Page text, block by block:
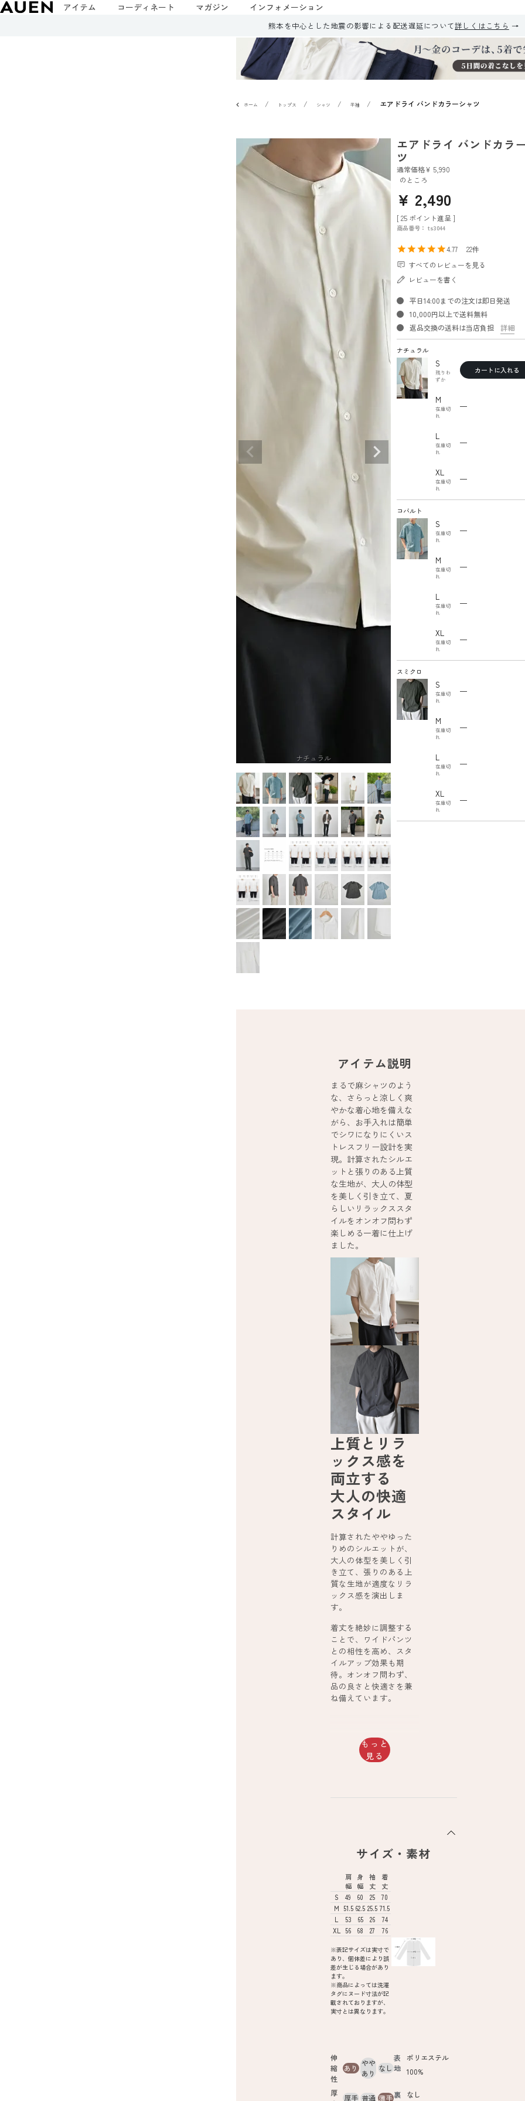
アイテム コーディネート マガジン インフォメーション
熊本を中心とした地震の影響による配送遅延について詳しくはこちら
ホーム トップス シャツ 半袖 エアドライ バンドカラーシャツ
ナチュラル
エアドライ バンドカラ
ツ
通常価格¥ 5,990
のところ
¥ 2,490
[ 25 ポイント進呈 ]
商品番号 ts3044
4.77
22
すべてのレビューを見る
レビューを書く
平日14:00までの注文は即日発送
10,000円以上で送料無料
返品交換の送料は当店負担
詳細
ナチュラル
S
残りわ
ずか
カートに入れる
M
在庫切
れ
—
L
在庫切
れ
—
XL
在庫切
れ
—
コバルト
S
在庫切
れ
—
M
在庫切
れ
—
L
在庫切
れ
—
XL
在庫切
れ
—
スミクロ
S
在庫切
れ
—
M
在庫切
れ
—
L
在庫切
れ
—
XL
在庫切
れ
—
アイテム説明
まるで麻シャツのよう
な、さらっと涼しく爽
やかな着心地を備えな
がら、お手入れは簡単
でシワになりにくいス
トレスフリー設計を実
現。計算されたシルエ
ットと張りのある上質
な生地が、大人の体型
を美しく引き立て、夏
らしいリラックススタ
イルをオンオフ問わず
楽しめる一着に仕上げ
ました。
上質とリラ
ックス感を
両立する
大人の快適
スタイル
計算されたややゆった
りめのシルエットが、
大人の体型を美しく引
き立て、張りのある上
質な生地が適度なリラ
ックス感を演出しま
す。
着丈を絶妙に調整する
ことで、ワイドパンツ
との相性を高め、スタ
イルアップ効果も期
待。オンオフ問わず、
品の良さと快適さを兼
ね備えています。
もっと
見る
サイズ・素材
肩
幅
身
幅
袖
丈
着
丈
S
49 60 25
70
M 51.5 62.5 25.5 71.5
L
53 65 26
74
XL
56 68 27 76
※表記サイズは実寸で
あり、個体差により誤
差が生じる場合があり
ます。
※商品によっては洗濯
タグにヌード寸法が記
載されておりますが、
実寸とは異なります。
伸
縮
性
あり
やや
あり
なし
厚
厚手 普通 薄手
表
地
ポリエステル
100%
裏
なし